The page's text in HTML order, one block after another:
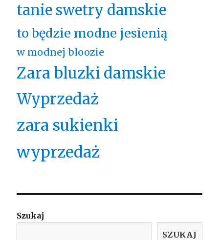
tanie swetry damskie
to będzie modne jesienią
w modnej bloozie
Zara bluzki damskie
Wyprzedaż
zara sukienki
wyprzedaż
Szukaj
SZUKAJ